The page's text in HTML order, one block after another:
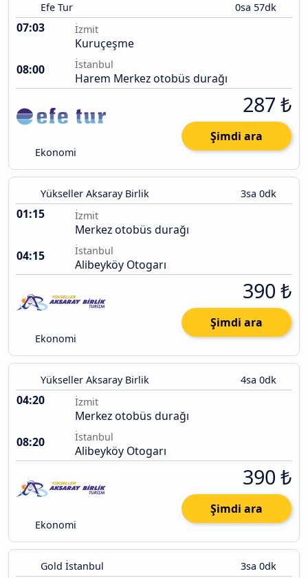
Efe Tur 0sa 57dk
07:03 İzmit
Kuruçeşme
08:00
İstanbul
Harem Merkez otobüs durağı
Ekonomi
287 ₺
Şimdi ara
Yükseller Aksaray Birlik 3sa 0dk
01:15 İzmit
Merkez otobüs durağı
04:15
İstanbul
Alibeyköy Otogarı
Ekonomi
390 ₺
Şimdi ara
Yükseller Aksaray Birlik 4sa 0dk
04:20 İzmit
Merkez otobüs durağı
08:20
İstanbul
Alibeyköy Otogarı
Ekonomi
390 ₺
Şimdi ara
Gold İstanbul 3sa 0dk